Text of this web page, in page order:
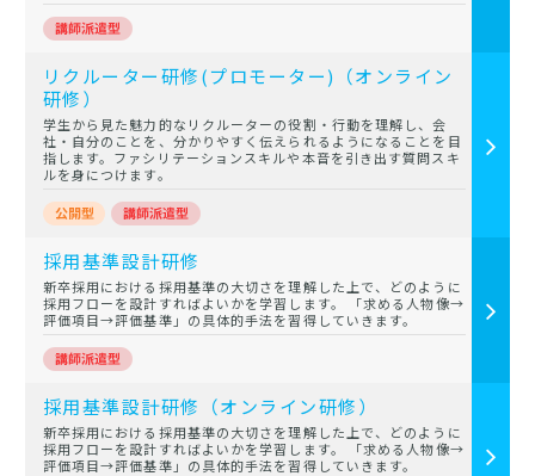
リクルーター研修(プロモーター)（オンライン
研修）
学生から見た魅力的なリクルーターの役割・行動を理解し、会
社・自分のことを、分かりやすく伝えられるようになることを目
指します。ファシリテーションスキルや本音を引き出す質問スキ
ルを身につけます。
採用基準設計研修
新卒採用における採用基準の大切さを理解した上で、どのように
採用フローを設計すればよいかを学習します。 「求める人物像→
評価項目→評価基準」の具体的手法を習得していきます。
採用基準設計研修（オンライン研修）
新卒採用における採用基準の大切さを理解した上で、どのように
採用フローを設計すればよいかを学習します。 「求める人物像→
評価項目→評価基準」の具体的手法を習得していきます。